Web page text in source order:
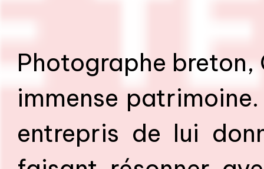
Photographe breton,
immense
entrepris de lui